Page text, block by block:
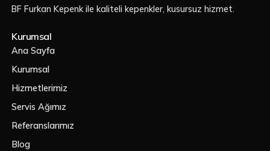
BF Furkan Kepenk ile kaliteli kepenkler, kusursuz hizmet.
Kurumsal
Ana Sayfa
Kurumsal
Hizmetlerimiz
Servis Ağımız
Referanslarımız
Blog